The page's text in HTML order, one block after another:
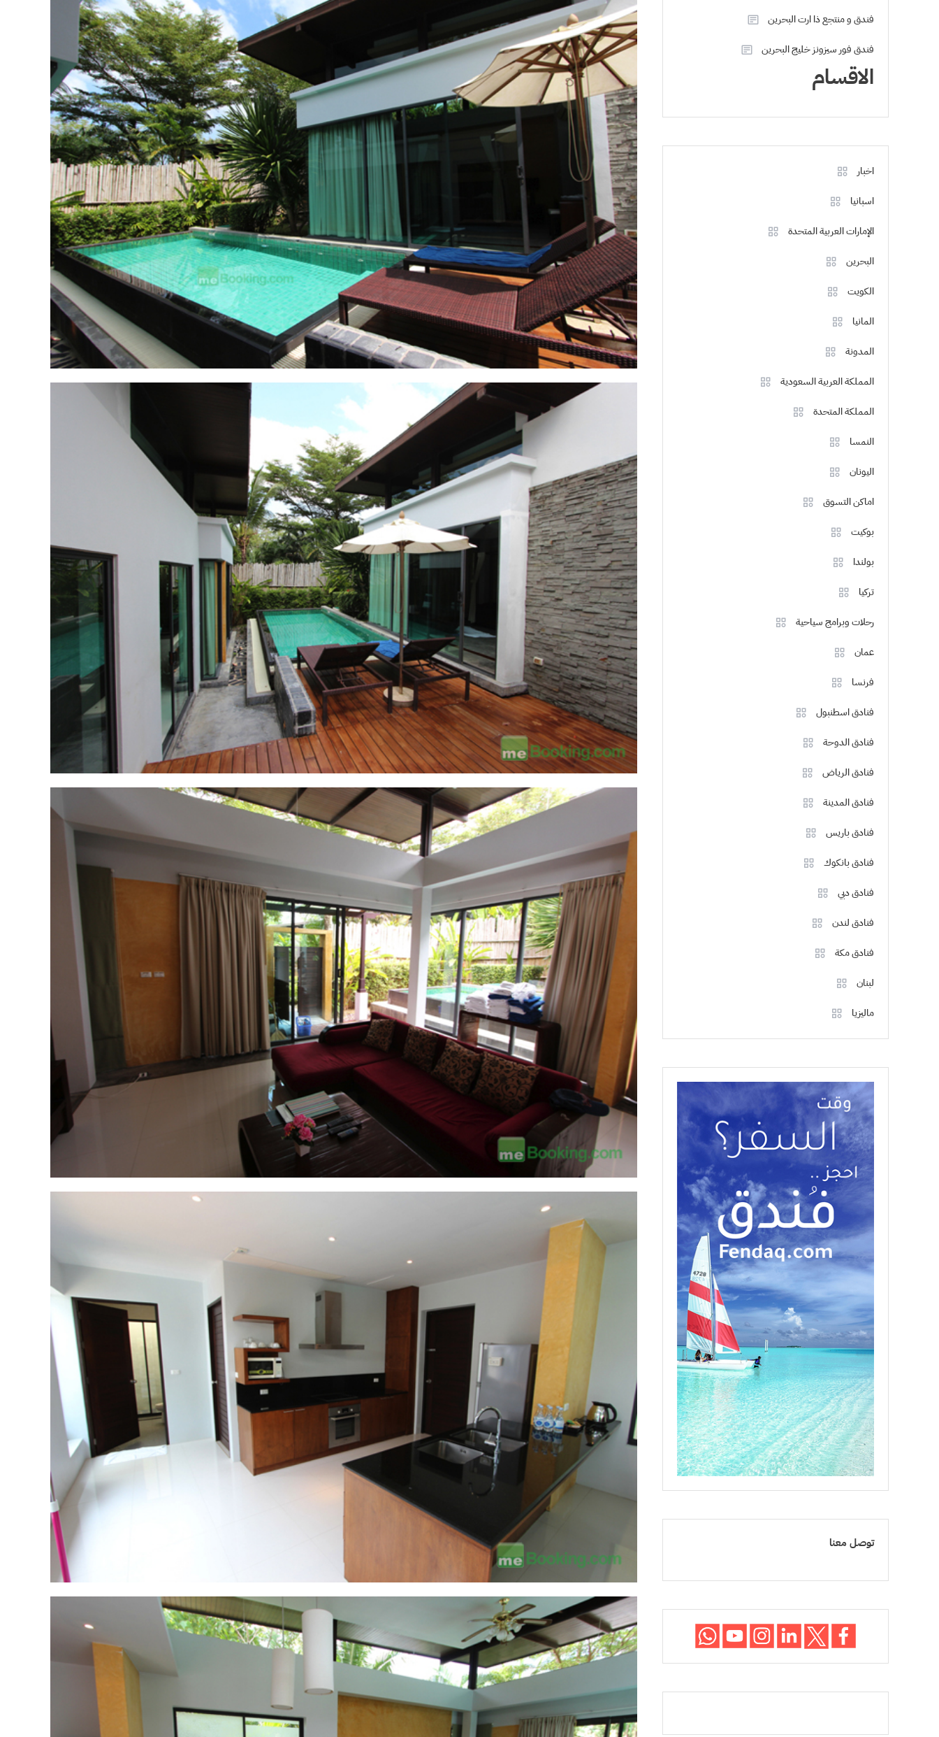
فندق و منتجع ذا ارت البحرين
فندق فور سيزونز خليج البحرين
الاقسام
اخبار
اسبانيا
الإمارات العربية المتحدة
البحرين
الكويت
المانيا
المدونة
المملكة العربية السعودية
المملكة المتحدة
النمسا
اليونان
اماكن التسوق
بوكيت
بولندا
تركيا
رحلات وبرامج سياحية
عمان
فرنسا
فنادق اسطنبول
فنادق الدوحة
فنادق الرياض
فنادق المدينة
فنادق باريس
فنادق بانكوك
فنادق دبي
فنادق لندن
فنادق مكة
لبنان
ماليزيا
توصل معنا